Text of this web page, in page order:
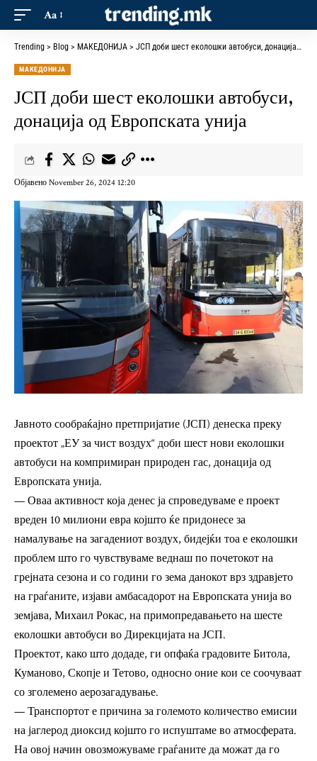
Aa
Trending > Blog > МАКЕДОНИЈА > ЈСП доби шест еколошки автобуси, донација од Европската унија
МАКЕДОНИЈА
ЈСП доби шест еколошки автобуси,
донација од Европската унија
Објавено November 26, 2024 12:20
Јавното сообраќајно претпријатие (ЈСП) денеска преку
проектот „ЕУ за чист воздух“ доби шест нови еколошки
автобуси на компримиран природен гас, донација од
Европската унија.
— Оваа активност која денес ја спроведуваме е проект
вреден 10 милиони евра којшто ќе придонесе за
намалување на загадениот воздух, бидејќи тоа е еколошки
проблем што го чувствуваме веднаш по почетокот на
грејната сезона и со години го зема данокот врз здравјето
на граѓаните, изјави амбасадорот на Европската унија во
земјава, Михаил Рокас, на примопредавањето на шесте
еколошки автобуси во Дирекцијата на ЈСП.
Проектот, како што додаде, ги опфаќа градовите Битола,
Куманово, Скопје и Тетово, односно оние кои се соочуваат
со зголемено аерозагадување.
— Транспортот е причина за големото количество емисии
на јаглерод диоксид којшто го испуштаме во атмосферата.
На овој начин овозможуваме граѓаните да можат да го